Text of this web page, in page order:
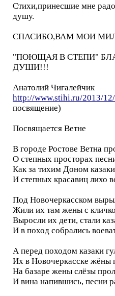
Стихи,принесшие мне
душу.
СПАСИБО,ВАМ МОИ
"ПОЮЩАЯ В СТЕПИ"
ДУШИ!!!
Анатолий Чигалейчик
http://www.stihi.ru/2013/
посвящение)
Посвящается Ветне
В городе Ростове Ветна
О степных просторах
Как за тихим Доном казаки
И степных красавиц лихо
Под Новочеркасском
Жили их там жены с
Выросли их дети, стали
И в поход собрались
А перед походом казаки
Их в Новочеркасске жёны
На базаре жены слёзы
И вина напившись, песни